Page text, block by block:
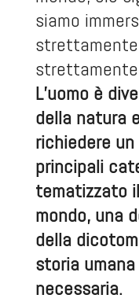
siamo
strettamente
strettamente
L’uomo è
della natura
richiedere
principali
tematizzato
mondo, una
della
storia
necessaria.